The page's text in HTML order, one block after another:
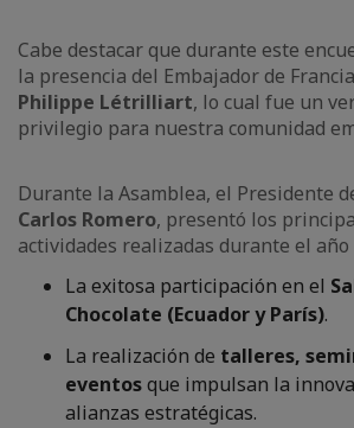
Cabe destacar que durante este
la presencia del Embajador de
Philippe Létrilliart, lo cual fue un
privilegio para nuestra comunidad
Durante la Asamblea, el Presidente
Carlos Romero, presentó los
actividades realizadas durante el año
La exitosa participación en el
Chocolate (Ecuador y París).
La realización de talleres,
eventosque impulsan la
alianzas estratégicas.